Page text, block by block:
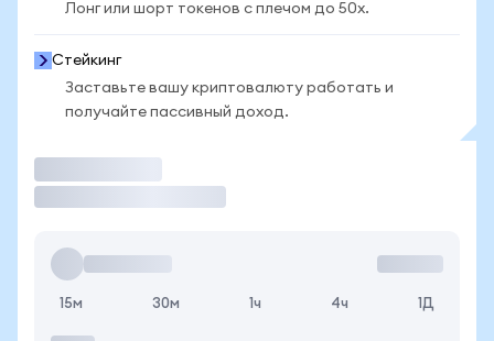
Лонг или шорт токенов с плечом до 50x.
Стейкинг
Заставьте вашу криптовалюту работать и
получайте пассивный доход.
15м 30м 1ч 4ч 1Д